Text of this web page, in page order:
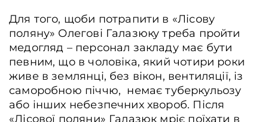
Для того, щоби потрапити в «Лісову
поляну» Олегові Галазюку треба пройти
медогляд – персонал закладу має бути
певним, що в чоловіка, який чотири роки
живе в землянці, без вікон, вентиляції, із
саморобною піччю, немає туберкульозу
або інших небезпечних хвороб. Після
«Лісової поляни» Галазюк мріє поїхати в